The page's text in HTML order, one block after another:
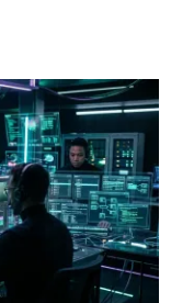
por um seletor